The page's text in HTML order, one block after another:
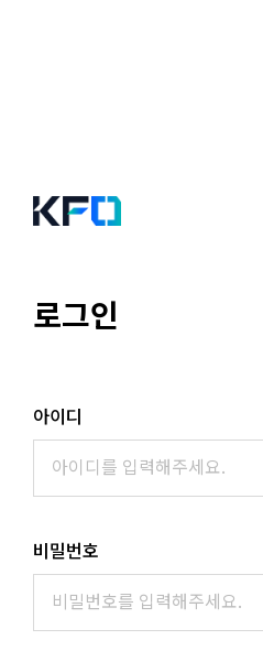
로그인
아이디
비밀번호